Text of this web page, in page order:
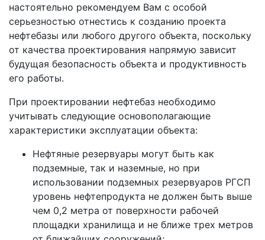
настоятельно рекомендуем Вам с особой
серьезностью отнестись к созданию проекта
нефтебазы или любого другого объекта, поскольку
от качества проектирования напрямую зависит
будущая безопасность объекта и продуктивность
его работы.
При проектировании нефтебаз необходимо
учитывать следующие основополагающие
характеристики эксплуатации объекта:
Нефтяные резервуары могут быть как
подземные, так и наземные, но при
использовании подземных резервуаров РГСП
уровень нефтепродукта не должен быть выше
чем 0,2 метра от поверхности рабочей
площадки хранилища и не ближе трех метров